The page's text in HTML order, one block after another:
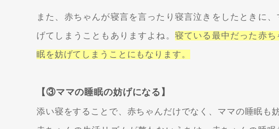
また、赤ちゃんが寝言を言ったり寝言泣きをしたときに
げてしまうこともありますよね。 寝ている最中だった赤
眠を妨げてしまうことにもなります。
【③ママの睡眠の妨げになる】
添い寝をすることで、赤ちゃんだけでなく、ママの睡眠も